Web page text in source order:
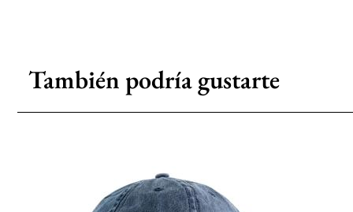
También podría gustarte